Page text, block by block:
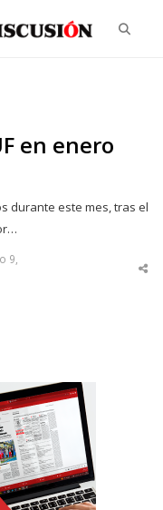
en enero
durante este mes, tras el
9,